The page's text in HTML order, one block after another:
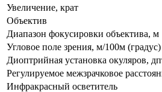
Увеличение, крат
Объектив
Диапазон фокусировки объектива, м
Угловое поле зрения, м/100м (градус)
Диоптрийная установка окуляров,
Регулируемое межзрачковое
Инфракрасный осветитель